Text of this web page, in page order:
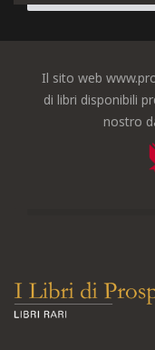
Il sito web
di libri disponibili
nostro